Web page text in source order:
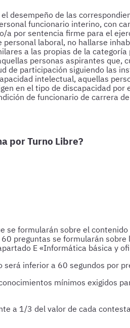
desempeño de las
funcionario interino, con
por sentencia firme para el
laboral, no hallarse
a las propias de la
personas aspirantes
participación siguiendo las
intelectual, aquellas
en el tipo de discapacidad por
de funcionario de carrera
por Turno Libre?
formularán sobre el
preguntas se formularán
E «Informática básica y
será inferior a 60 segundos por
mínimos exigidos
a 1/3 del valor de cada